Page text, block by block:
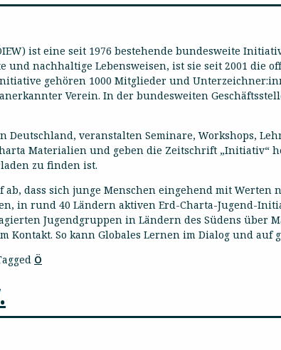
ist eine seit 1976 bestehende bundesweite
und nachhaltige Lebensweisen, ist sie seit 2001
gehören 1000 Mitglieder und
Verein. In der bundesweiten
veranstalten Seminare, Workshops,
Materialien und geben die Zeitschrift „Initiativ“
zu finden ist.
dass sich junge Menschen eingehend mit Werten
in rund 40 Ländern aktiven Erd-Charta-Jugend-
Jugendgruppen in Ländern des Südens über
Kontakt. So kann Globales Lernen im Dialog und auf
Ö